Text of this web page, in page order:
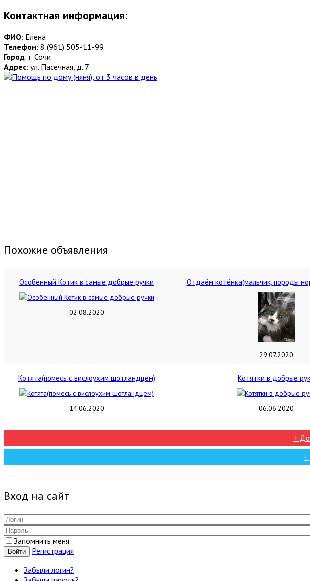
Контактная информация:
ФИО: Елена
Телефон: 8 (961) 505-11-99
Город: г. Сочи
Адрес: ул. Пасечная, д. 7
Похожие объявления
Особенный Котик в самые добрые ручки
02.08.2020
Отдаём котёнка(мальчик, породы
29.07.2020
Котята(помесь с вислоухим шотландцем)
14.06.2020
Котятки в добрые
06.06.2020
+
+
Вход на сайт
Запомнить меня
Войти
Регистрация
Забыли логин?